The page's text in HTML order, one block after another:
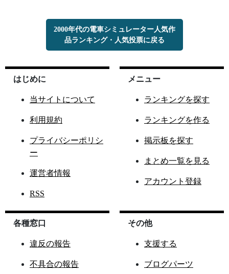
2000年代の電車シミュレーター人気作
品ランキング・人気投票に戻る
はじめに
当サイトについて
利用規約
プライバシーポリシ
ー
運営者情報
RSS
メニュー
ランキングを探す
ランキングを作る
掲示板を探す
まとめ一覧を見る
アカウント登録
各種窓口
違反の報告
不具合の報告
その他
支援する
ブログパーツ